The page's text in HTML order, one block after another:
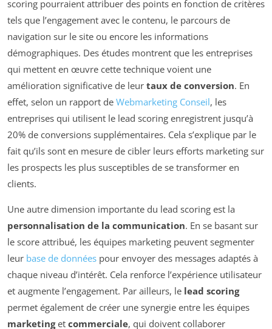
scoring pourraient attribuer des points en fonction de critères
tels que l’engagement avec le contenu, le parcours de
navigation sur le site ou encore les informations
démographiques. Des études montrent que les entreprises
qui mettent en œuvre cette technique voient une
amélioration significative de leur taux de conversion. En
effet, selon un rapport de Webmarketing Conseil, les
entreprises qui utilisent le lead scoring enregistrent jusqu’à
20% de conversions supplémentaires. Cela s’explique par le
fait qu’ils sont en mesure de cibler leurs efforts marketing sur
les prospects les plus susceptibles de se transformer en
clients.
Une autre dimension importante du lead scoring est la
personnalisation de la communication. En se basant sur
le score attribué, les équipes marketing peuvent segmenter
leur base de données pour envoyer des messages adaptés à
chaque niveau d’intérêt. Cela renforce l’expérience utilisateur
et augmente l’engagement. Par ailleurs, le lead scoring
permet également de créer une synergie entre les équipes
marketinget commerciale, qui doivent collaborer